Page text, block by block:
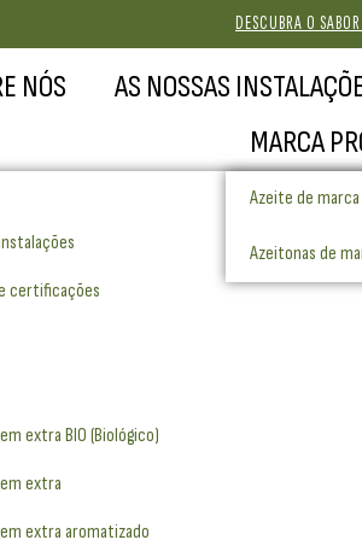
DESCUBRA O
NÓS AS NOSSAS
MARCA
Azeite de
Azeitonas de
certificações
extra BIO (Biológico)
extra
extra aromatizado